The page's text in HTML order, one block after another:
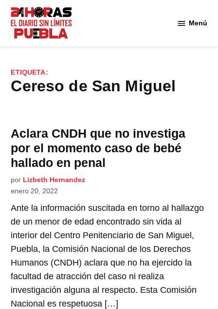
Saltar
contenido
Menú
ETIQUETA:
Cereso de San Miguel
Aclara CNDH que no investiga
por el momento caso de bebé
hallado en penal
por Lizbeth Hernandez
enero 20, 2022
Ante la información suscitada en torno al hallazgo
de un menor de edad encontrado sin vida al
interior del Centro Penitenciario de San Miguel,
Puebla, la Comisión Nacional de los Derechos
Humanos (CNDH) aclara que no ha ejercido la
facultad de atracción del caso ni realiza
investigación alguna al respecto. Esta Comisión
Nacional es respetuosa […]